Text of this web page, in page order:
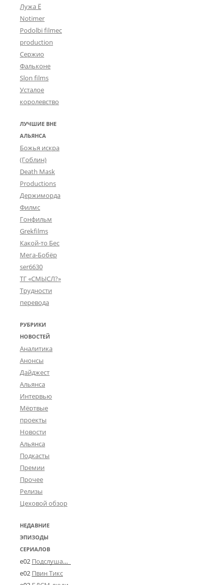
Лужа Ё
Notimer
Podolbi filmec
production
Сержио
Фальконе
Slon films
Усталое
королевство
ЛУЧШИЕ ВНЕ
АЛЬЯНСА
Божья искра
(Гоблин)
Death Mask
Productions
Держиморда
Филмс
Гонфильм
Grekfilms
Какой-то Бес
Мега-Бобёр
ser6630
ТГ «СМЫСЛ?»
Трудности
перевода
РУБРИКИ
НОВОСТЕЙ
Аналитика
Анонсы
Дайджест
Альянса
Интервью
Мёртвые
проекты
Новости
Альянса
Подкасты
Премии
Прочее
Релизы
Цеховой обзор
НЕДАВНИЕ
ЭПИЗОДЫ
СЕРИАЛОВ
e02 Подслушано в Угличе
e02 Пвин Тикс